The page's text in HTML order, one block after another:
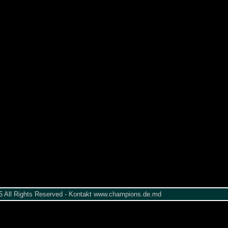
Rights Reserved - Kontakt www.champions.de.md